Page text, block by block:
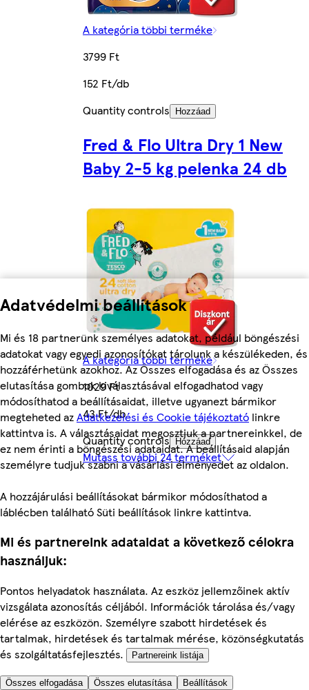
Adatvédelmi beállítások
Mi és 18 partnerünk személyes adatokat, például böngészési
adatokat vagy egyedi azonosítókat tárolunk a készülékeden, és
hozzáférhetünk azokhoz. Az Összes elfogadása és az Összes
elutasítása gombok kiválasztásával elfogadhatod vagy
módosíthatod a beállításaidat, illetve ugyanezt bármikor
megteheted azAdatkezelési és Cookie tájékoztató linkre
kattintva is. A választásaidat megosztjuk a partnereinkkel, de
ez nem érinti a böngészési adataidat. A beállításaid alapján
személyre tudjuk szabni a vásárlási élményedet az oldalon.
A hozzájárulási beállításokat bármikor módosíthatod a
láblécben található Süti beállítások linkre kattintva.
Mi és partnereink adataidat a következő célokra
használjuk:
Pontos helyadatok használata. Az eszköz jellemzőinek aktív
vizsgálata azonosítás céljából. Információk tárolása és/vagy
elérése az eszközön. Személyre szabott hirdetések és
tartalmak, hirdetések és tartalmak mérése, közönségkutatás
és szolgáltatásfejlesztés.
Partnereink listája
Összes elfogadása Összes elutasítása Beállítások
A kategória többi terméke
3799 Ft
152 Ft/db
Quantity controls
Hozzáad
Fred & Flo Ultra Dry 1 New
Baby 2-5 kg pelenka 24 db
A kategória többi terméke
1029 Ft
43 Ft/db
Quantity controls
Hozzáad
Mutass további 24 terméket